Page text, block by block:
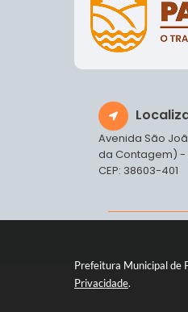
Prefeitura Municipal de
Privacidade.
Avenida São
da Contagem) -
CEP: 38603-401